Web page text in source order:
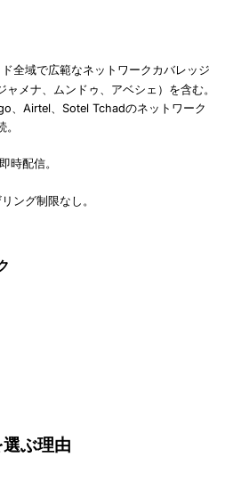
全域で広範なネットワークカバレッジ
ャメナ、ムンドゥ、アベシェ）を含む。
、Airtel、Sotel Tchadのネットワーク
時配信。
ング制限なし。
ぶ理由